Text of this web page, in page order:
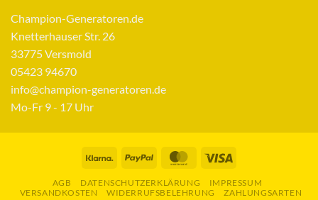
Champion-Generatoren.de
Knetterhauser Str. 26
33775 Versmold
05423 94670
info@champion-generatoren.de
Mo-Fr 9 - 17 Uhr
Klarna PayPal MasterCard
AGB DATENSCHUTZERKLÄRUNG
IMPRESSUM
VERSANDKOSTEN
WIDERRUFSBELEHRUNG ZAHLUNGSARTEN